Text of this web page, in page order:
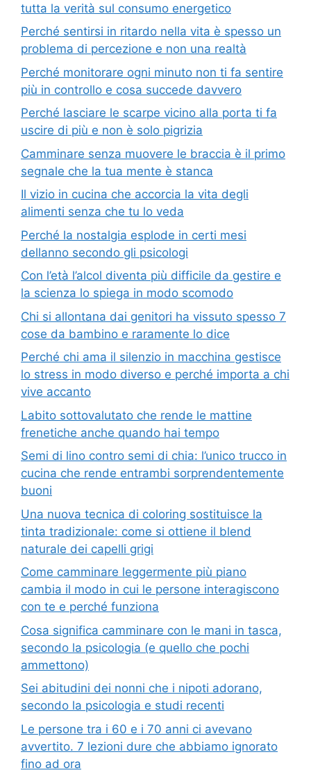
tutta la verità sul consumo energetico
Perché sentirsi in ritardo nella vita è spesso un
problema di percezione e non una realtà
Perché monitorare ogni minuto non ti fa sentire
più in controllo e cosa succede davvero
Perché lasciare le scarpe vicino alla porta ti fa
uscire di più e non è solo pigrizia
Camminare senza muovere le braccia è il primo
segnale che la tua mente è stanca
Il vizio in cucina che accorcia la vita degli
alimenti senza che tu lo veda
Perché la nostalgia esplode in certi mesi
dellanno secondo gli psicologi
Con l’età l’alcol diventa più difficile da gestire e
la scienza lo spiega in modo scomodo
Chi si allontana dai genitori ha vissuto spesso 7
cose da bambino e raramente lo dice
Perché chi ama il silenzio in macchina gestisce
lo stress in modo diverso e perché importa a chi
vive accanto
Labito sottovalutato che rende le mattine
frenetiche anche quando hai tempo
Semi di lino contro semi di chia: l’unico trucco in
cucina che rende entrambi sorprendentemente
buoni
Una nuova tecnica di coloring sostituisce la
tinta tradizionale: come si ottiene il blend
naturale dei capelli grigi
Come camminare leggermente più piano
cambia il modo in cui le persone interagiscono
con te e perché funziona
Cosa significa camminare con le mani in tasca,
secondo la psicologia (e quello che pochi
ammettono)
Sei abitudini dei nonni che i nipoti adorano,
secondo la psicologia e studi recenti
Le persone tra i 60 e i 70 anni ci avevano
avvertito. 7 lezioni dure che abbiamo ignorato
fino ad ora